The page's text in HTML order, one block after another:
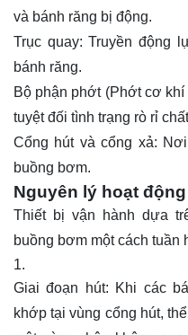
và bánh răng bị động.
Trục quay: Truyền động
bánh răng.
Bộ phận phớt (Phớt cơ
tuyệt đối tình trạng rò rỉ
Cổng hút và cổng xả:
buồng bơm.
Nguyên lý hoạt động
Thiết bị vận hành dựa
buồng bơm một cách tuần
Giai đoạn hút: Khi các
khớp tại vùng cổng hút,